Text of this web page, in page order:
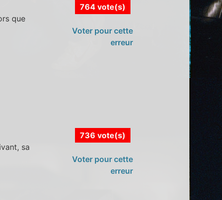
que
764 vote(s)
Voter pour cette
erreur
sa
736 vote(s)
Voter pour cette
erreur